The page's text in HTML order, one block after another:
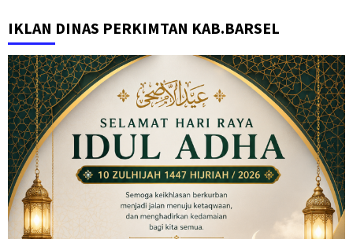
IKLAN DINAS PERKIMTAN KAB.BARSEL